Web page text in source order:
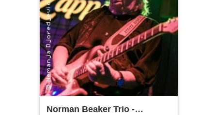
Norman Beaker Trio -